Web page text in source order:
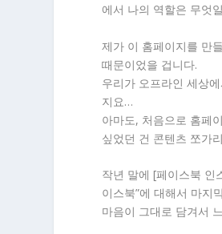
에서 나의 역할은 무엇
제가 이 홈페이지를 만
때문이었을 겁니다.
우리가 오프라인 세상
지요…
아마도, 처음으로 홈페
싶었던 건 콘텐츠 쪼가
작년 말에 [페이스북 인
이스북”에 대해서 마지
마음이 그대로 담겨서